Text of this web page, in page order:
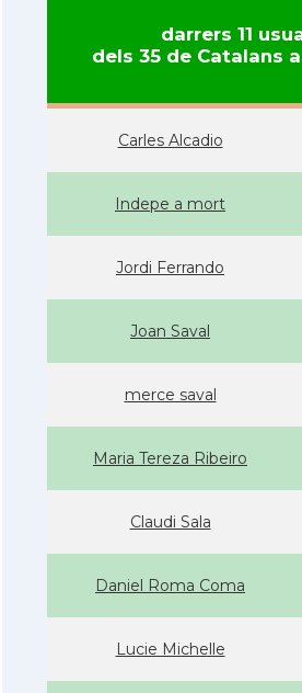
darrers 11
dels 35 de Catalans a
Carles Alcadio
Indepe a mort
Jordi Ferrando
Joan Saval
merce saval
Maria Tereza Ribeiro
Claudi Sala
Daniel Roma Coma
Lucie Michelle